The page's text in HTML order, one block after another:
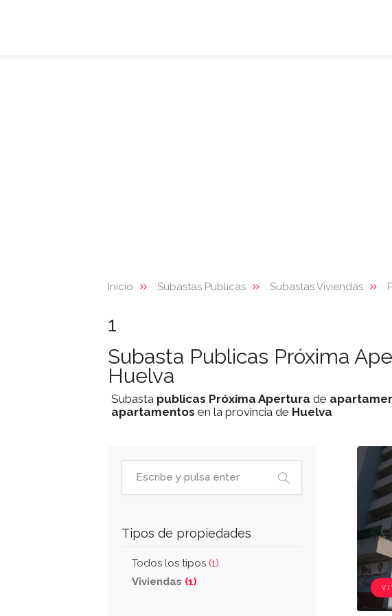
Inicio Subastas Publicas Subastas Viviendas
1
Subasta Publicas Próxima
Huelva
Subasta publicas Próxima Apertura de
apartamentos en la provincia de Huelva
Tipos de propiedades
Todos los tipos (1)
Viviendas (1)